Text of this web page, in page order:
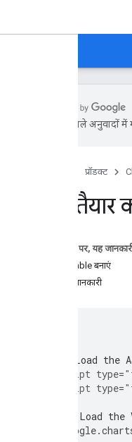
एआई से मिले अनुवादों में
प्रॉडक्ट
डेटा तैयार
इस पेज पर, यह
DataTable बनाएं
ज़्यादा जानकारी
<!--Load the
<script type=
<script type=
// Load the
google.